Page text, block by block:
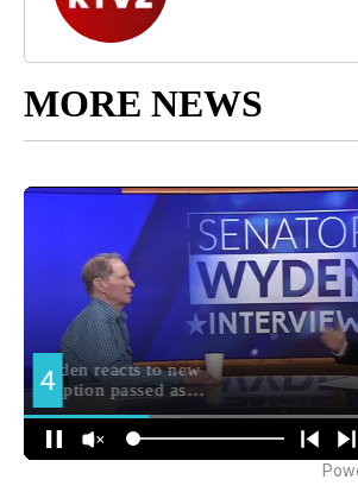
MORE NEWS